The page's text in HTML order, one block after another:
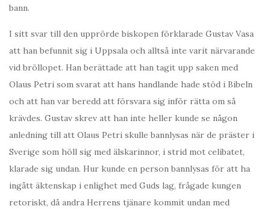
bann.
I sitt svar till den upprörde biskopen förklarade Gustav Vasa
att han befunnit sig i Uppsala och alltså inte varit närvarande
vid bröllopet. Han berättade att han tagit upp saken med
Olaus Petri som svarat att hans handlande hade stöd i Bibeln
och att han var beredd att försvara sig inför rätta om så
krävdes. Gustav skrev att han inte heller kunde se någon
anledning till att Olaus Petri skulle bannlysas när de präster i
Sverige som höll sig med älskarinnor, i strid mot celibatet,
klarade sig undan. Hur kunde en person bannlysas för att ha
ingått äktenskap i enlighet med Guds lag, frågade kungen
retoriskt, då andra Herrens tjänare kommit undan med